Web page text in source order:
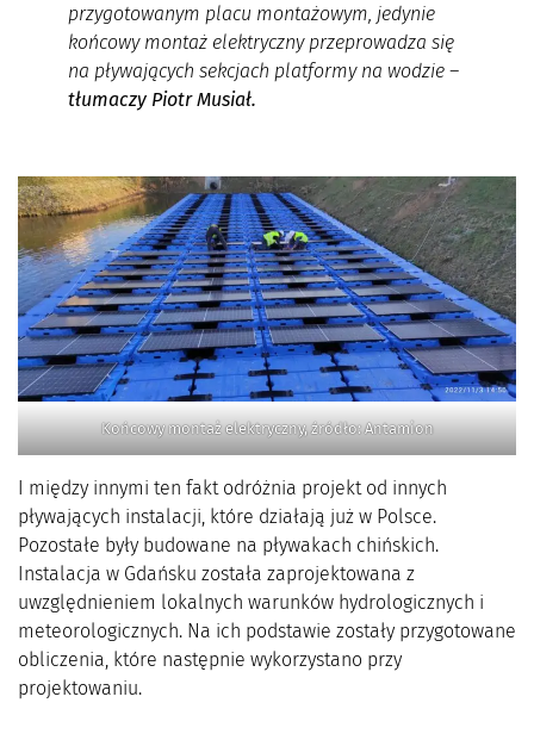
przygotowanym placu montażowym, jedynie
końcowy montaż elektryczny przeprowadza się
na pływających sekcjach platformy na wodzie–
tłumaczy Piotr Musiał.
Końcowy montaż elektryczny, źródło: Antamion
I między innymi ten fakt odróżnia projekt od innych
pływających instalacji, które działają już w Polsce.
Pozostałe były budowane na pływakach chińskich.
Instalacja w Gdańsku została zaprojektowana z
uwzględnieniem lokalnych warunków hydrologicznych i
meteorologicznych. Na ich podstawie zostały przygotowane
obliczenia, które następnie wykorzystano przy
projektowaniu.